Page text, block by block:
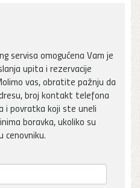
servisa omogućena Vam je
upita i rezervacije
vas, obratite pažnju da
broj kontakt telefona
i povratka koji ste uneli
boravka, ukoliko su
cenovniku.